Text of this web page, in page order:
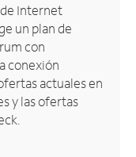
Internet
un plan de
con
conexión
actuales en
y las ofertas